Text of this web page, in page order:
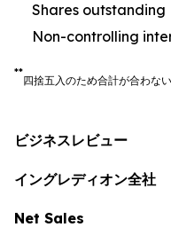
Shares outstanding
Non-controlling
**
四捨五入のため合計が合わな
ビジネスレビュー
イングレディオン全社
Net Sales